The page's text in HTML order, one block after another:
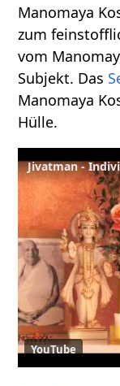
Manomaya
zum
vom
Subjekt. Das
Manomaya
Hülle.
Jivatman -
YouTube